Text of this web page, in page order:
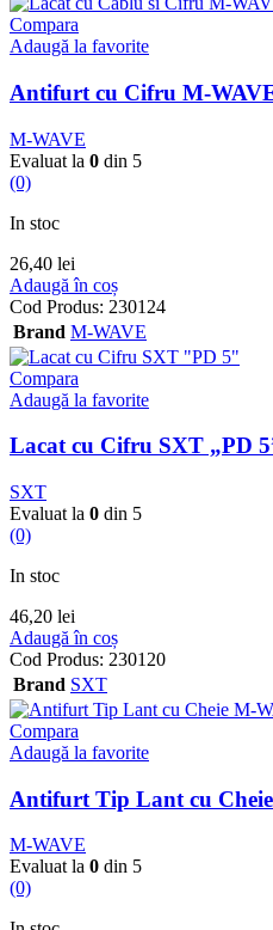
Compara
Adaugă la favorite
Antifurt cu Cifru M-
M-WAVE
Evaluat la 0 din 5
(0)
In stoc
26,40 lei
Adaugă în coș
Cod Produs: 230124
Brand M-WAVE
Compara
Adaugă la favorite
Lacat cu Cifru SXT „PD
SXT
Evaluat la 0 din 5
(0)
In stoc
46,20 lei
Adaugă în coș
Cod Produs: 230120
Brand SXT
Compara
Adaugă la favorite
Antifurt Tip Lant cu
M-WAVE
Evaluat la 0 din 5
(0)